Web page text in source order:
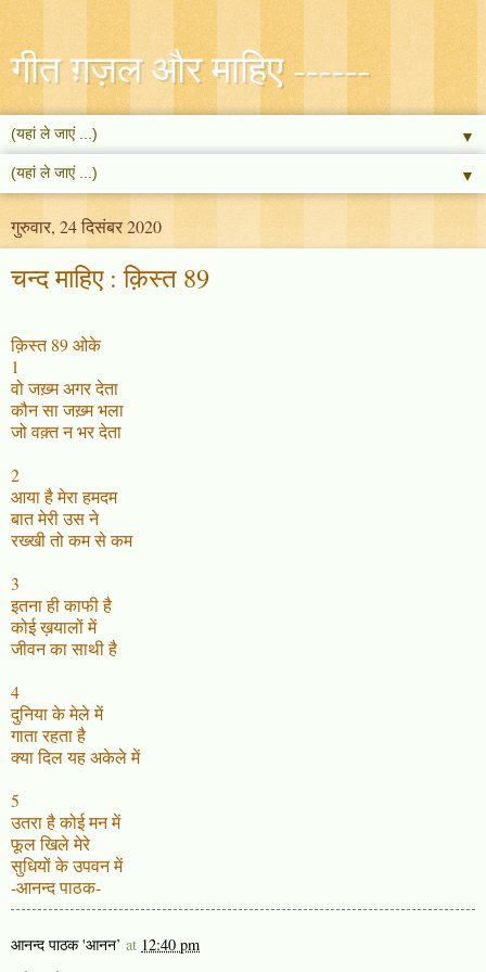
गीत ग़ज़ल और माहिए ------
▼
▼
गुरुवार, 24 दिसंबर 2020
चन्द माहिए : क़िस्त 89
क़िस्त 89 ओके
1
वो जख़्म अगर देता
कौन सा जख़्म भला
जो वक़्त न भर देता
2
आया है मेरा हमदम
बात मेरी उस ने
रख्खी तो कम से कम
3
इतना ही काफी है
कोई ख़यालों में
जीवन का साथी है
4
दुनिया के मेले में
गाता रहता है
क्या दिल यह अकेले में
5
उतरा है कोई मन में
फूल खिले मेरे
सुधियों के उपवन में
-आनन्द पाठक-
आनन्द पाठक 'आनन’ at 12:40 pm